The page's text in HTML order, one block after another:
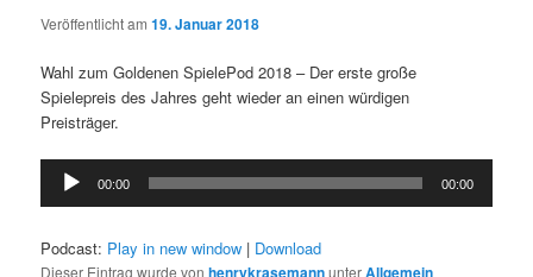
Veröffentlicht am19. Januar 2018
Wahl zum Goldenen SpielePod 2018 – Der erste große
Spielepreis des Jahres geht wieder an einen würdigen
Preisträger.
Audio-
Player
00:00 00:00
Podcast: Play in new window | Download
Dieser Eintrag wurde vonhenrykrasemannunterAllgemein